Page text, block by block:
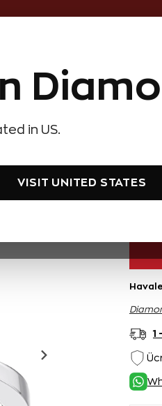
in US.
VISIT UNITED STATES
Evlilik Teklifi Setler
1